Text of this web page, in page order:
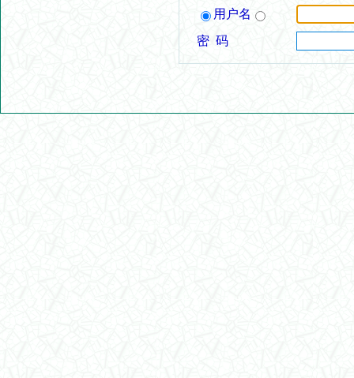
用户名
密 码